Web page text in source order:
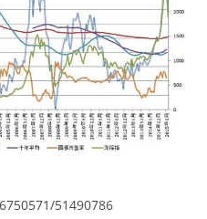
51490786